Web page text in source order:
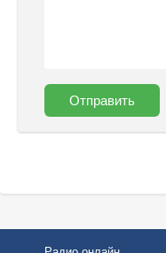
Отправить